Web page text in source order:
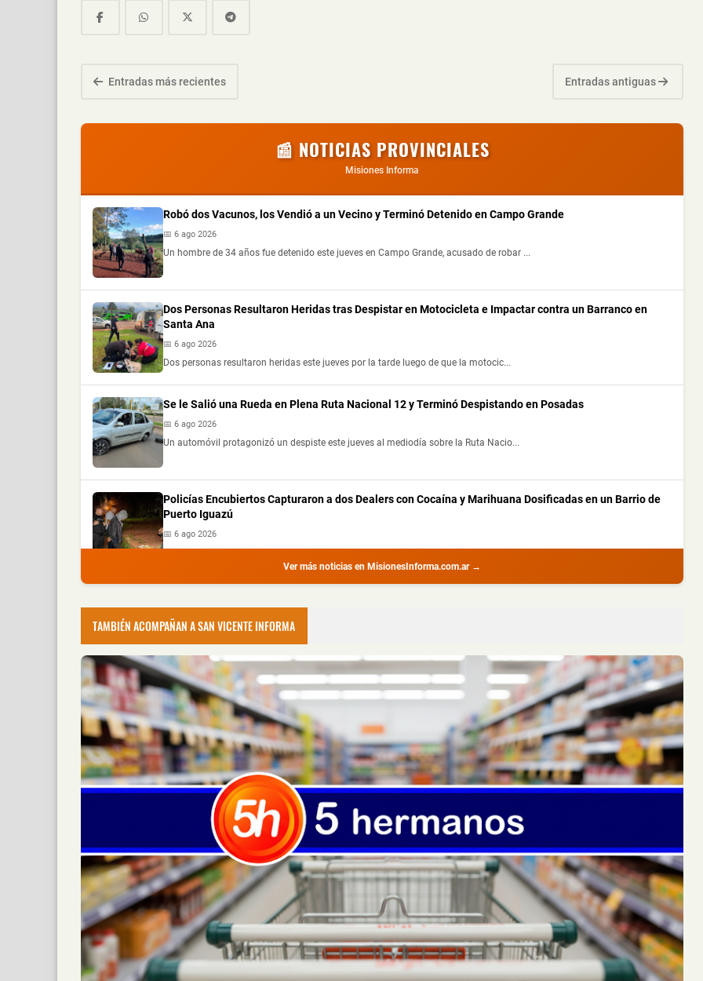
Entradas más recientes Entradas antiguas
📰 NOTICIAS PROVINCIALES
Misiones Informa
Robó dos Vacunos, los Vendió a un Vecino y Terminó Detenido en Campo Grande
📅 6 ago 2026
Un hombre de 34 años fue detenido este jueves en Campo Grande, acusado de robar ...
Dos Personas Resultaron Heridas tras Despistar en Motocicleta e Impactar contra un Barranco en
Santa Ana
📅 6 ago 2026
Dos personas resultaron heridas este jueves por la tarde luego de que la motocic...
Se le Salió una Rueda en Plena Ruta Nacional 12 y Terminó Despistando en Posadas
📅 6 ago 2026
Un automóvil protagonizó un despiste este jueves al mediodía sobre la Ruta Nacio...
Policías Encubiertos Capturaron a dos Dealers con Cocaína y Marihuana Dosificadas en un Barrio de
Puerto Iguazú
📅 6 ago 2026
Dos personas resultaron heridas luego de que un automóvil embistiera a una motoc...
Creyó que Había Apagado un Cigarrillo y su Casa Terminó Consumida por el Fuego
📅 6 ago 2026
Una vivienda fue consumida por un incendio durante la madrugada de este jueves e...
Dos Motociclistas Resultaron Heridos tras un Choque en una Transitada Avenida de Posadas
📅 5 ago 2026
Dos motociclistas resultaron heridos este miércoles por la tarde tras protagoniz...
Un Accidente Laboral Durante la Poda de un Árbol dejó a un Trabajador Gravemente Herido
📅 5 ago 2026
Un trabajador sufrió graves lesiones tras caer desde varios metros de altura mie...
Ver más noticias en MisionesInforma.com.ar →
TAMBIÉN ACOMPAÑAN A SAN VICENTE INFORMA